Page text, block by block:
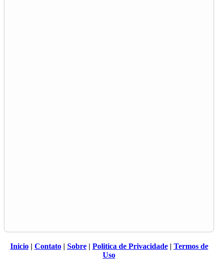
Inicio| Contato| Sobre| Politica de Privacidade| Termos de
Uso